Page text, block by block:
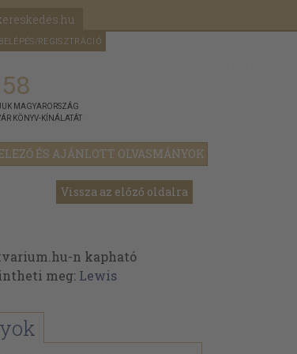
BELÉPÉS/REGISZTRÁCIÓ
ÉS AJÁNLOTT OLVASMÁNYOK
MAGYARORSZÁG
KÖNYV-KÍNÁLATÁT
Vissza az előző oldalra
n kapható
meg: Lewis